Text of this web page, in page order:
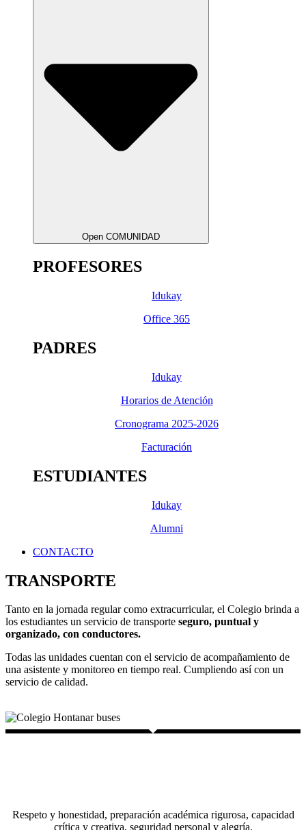
Open COMUNIDAD
PROFESORES
Idukay
Office 365
PADRES
Idukay
Horarios de Atención
Cronograma 2025-2026
Facturación
ESTUDIANTES
Idukay
Alumni
CONTACTO
TRANSPORTE
Tanto en la jornada regular como extracurricular, el Colegio brinda a
los estudiantes un servicio de transporte seguro, puntual y
organizado, con conductores.
Todas las unidades cuentan con el servicio de acompañamiento de
una asistente y monitoreo en tiempo real. Cumpliendo así con un
servicio de calidad.
Respeto y honestidad, preparación académica rigurosa, capacidad
crítica y creativa, seguridad personal y alegría.